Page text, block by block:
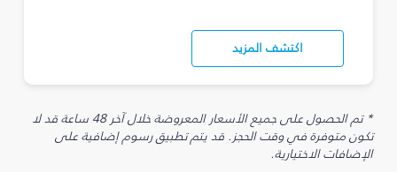
اكتشف المزيد
* تم الحصول على جميع الأسعار المعروضة خلال آخر 48 ساعة قد لا
تكون متوفرة في وقت الحجز. قد يتم تطبيق رسوم إضافية على
الإضافات الاختيارية.